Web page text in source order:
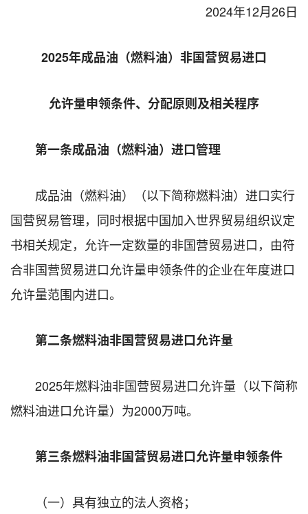
2024年12月26日
2025年成品油（燃料油）非国营贸易进口
允许量申领条件、分配原则及相关程序
第一条成品油（燃料油）进口管理
成品油（燃料油）（以下简称燃料油）进口实行
国营贸易管理，同时根据中国加入世界贸易组织议定
书相关规定，允许一定数量的非国营贸易进口，由符
合非国营贸易进口允许量申领条件的企业在年度进口
允许量范围内进口。
第二条燃料油非国营贸易进口允许量
2025年燃料油非国营贸易进口允许量（以下简称
燃料油进口允许量）为2000万吨。
第三条燃料油非国营贸易进口允许量申领条件
（一）具有独立的法人资格；